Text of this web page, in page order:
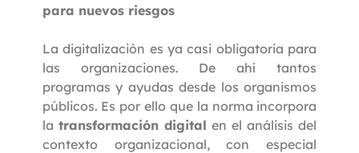
para nuevos riesgos
La digitalización es ya casi obligatoria para
las organizaciones. De ahí tantos
programas y ayudas desde los organismos
públicos. Es por ello que la norma incorpora
la transformación digital en el análisis del
contexto organizacional, con especial